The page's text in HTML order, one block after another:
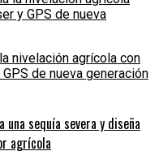
nivelación agrícola con
de nueva generación